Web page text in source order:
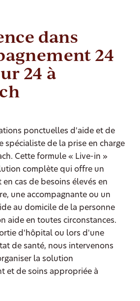
dans
24
24 à
ponctuelles d'aide et de
spécialiste de la prise en charge
Cette formule « Live-in »
complète qui offre un
cas de besoins élevés en
une accompagnante ou un
au domicile de la personne
aide en toutes circonstances.
d'hôpital ou lors d'une
de santé, nous intervenons
la solution
et de soins appropriée à